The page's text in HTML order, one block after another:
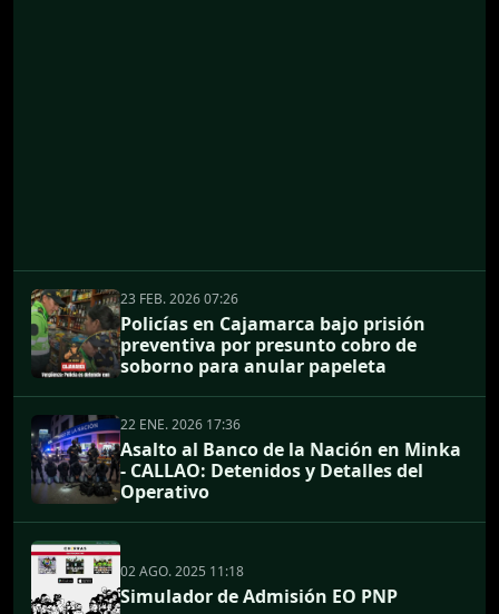
23 FEB. 2026 07:26
Policías en Cajamarca bajo prisión
preventiva por presunto cobro de
soborno para anular papeleta
22 ENE. 2026 17:36
Asalto al Banco de la Nación en Minka
- CALLAO: Detenidos y Detalles del
Operativo
02 AGO. 2025 11:18
Simulador de Admisión EO PNP